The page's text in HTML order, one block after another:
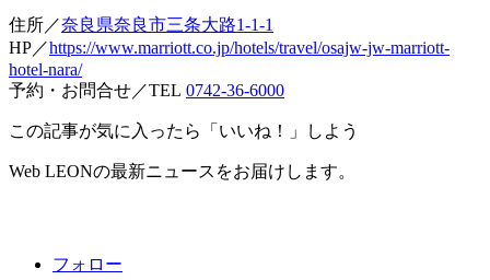
住所／奈良県奈良市三条大路1-1-1
HP／https://www.marriott.co.jp/hotels/travel/osajw-jw-marriott-
hotel-nara/
予約・お問合せ／TEL 0742-36-6000
この記事が気に入ったら「いいね！」しよう
Web LEONの最新ニュースをお届けします。
フォロー